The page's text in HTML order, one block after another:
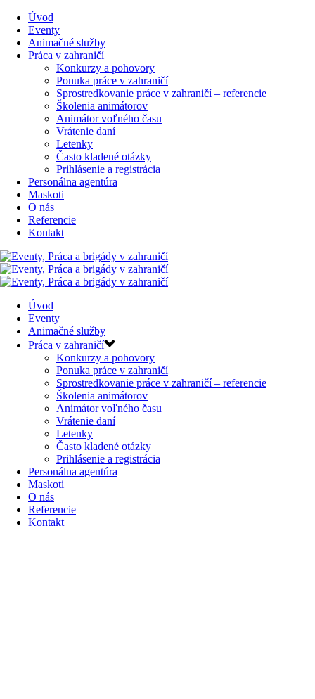
Úvod
Eventy
Animačné služby
Práca v zahraničí
Konkurzy a pohovory
Ponuka práce v zahraničí
Sprostredkovanie práce v zahraničí – referencie
Školenia animátorov
Animátor voľného času
Vrátenie daní
Letenky
Často kladené otázky
Prihlásenie a registrácia
Personálna agentúra
Maskoti
O nás
Referencie
Kontakt
Úvod
Eventy
Animačné služby
Práca v zahraničí
Konkurzy a pohovory
Ponuka práce v zahraničí
Sprostredkovanie práce v zahraničí – referencie
Školenia animátorov
Animátor voľného času
Vrátenie daní
Letenky
Často kladené otázky
Prihlásenie a registrácia
Personálna agentúra
Maskoti
O nás
Referencie
Kontakt